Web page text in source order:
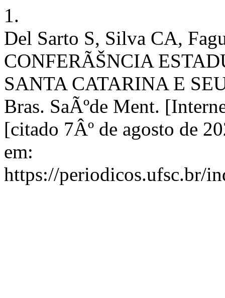
1.
Del Sarto S, Silva CA,
CONFERÃŠNCIA
SANTA CATARINA E
Bras. SaÃºde Ment.
[citado 7Âº de agosto de
em:
https://periodicos.ufsc.br/